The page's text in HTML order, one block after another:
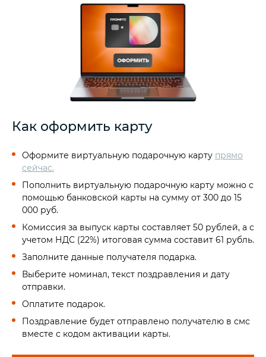
Как оформить карту
Оформите виртуальную подарочную карту прямо
сейчас.
Пополнить виртуальную подарочную карту можно с
помощью банковской карты на сумму от 300 до 15
000 руб.
Комиссия за выпуск карты составляет 50 рублей, а с
учетом НДС (22%) итоговая сумма составит 61 рубль.
Заполните данные получателя подарка.
Выберите номинал, текст поздравления и дату
отправки.
Оплатите подарок.
Поздравление будет отправлено получателю в смс
вместе с кодом активации карты.